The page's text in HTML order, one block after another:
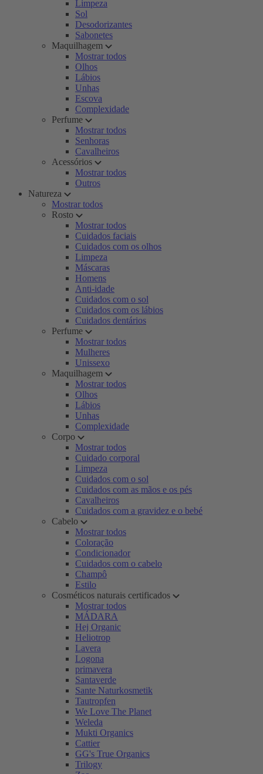
Limpeza
Sol
Desodorizantes
Sabonetes
Maquilhagem
Mostrar todos
Olhos
Lábios
Unhas
Escova
Complexidade
Perfume
Mostrar todos
Senhoras
Cavalheiros
Acessórios
Mostrar todos
Outros
Natureza
Mostrar todos
Rosto
Mostrar todos
Cuidados faciais
Cuidados com os olhos
Limpeza
Máscaras
Homens
Anti-idade
Cuidados com o sol
Cuidados com os lábios
Cuidados dentários
Perfume
Mostrar todos
Mulheres
Unissexo
Maquilhagem
Mostrar todos
Olhos
Lábios
Unhas
Complexidade
Corpo
Mostrar todos
Cuidado corporal
Limpeza
Cuidados com o sol
Cuidados com as mãos e os pés
Cavalheiros
Cuidados com a gravidez e o bebé
Cabelo
Mostrar todos
Coloração
Condicionador
Cuidados com o cabelo
Champô
Estilo
Cosméticos naturais certificados
Mostrar todos
MÁDARA
Hej Organic
Heliotrop
Lavera
Logona
primavera
Santaverde
Sante Naturkosmetik
Tautropfen
We Love The Planet
Weleda
Mukti Organics
Cattier
GG's True Organics
Trilogy